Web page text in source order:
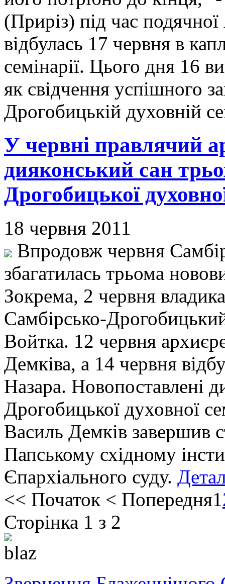
(Приріз) під час подячної
відбулась 17 червня в
семінарії. Цього дня 16
як свідчення успішного
Дрогобицькій духовній
У червні правлячий
дияконський сан
Дрогобицької
18 червня 2011
Впродовж червня
збагатилась трьома
Зокрема, 2 червня
Самбірсько-
Войтка. 12 червня
Демківа, а 14 червня
Назара. Новопоставлені
Дрогобицької духовної
Василь Демків завершив
Папському східному
Єпархіального суду.
<< Початок < Попередня1
Сторінка 1 з 2